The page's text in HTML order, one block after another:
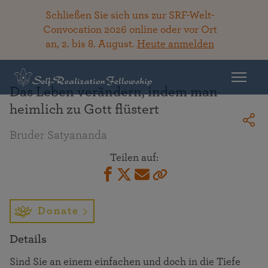
Schließen Sie sich uns zur SRF-Welt-
Convocation 2026 online oder vor Ort
an, 2. bis 8. August. Heute anmelden
Das Leben verändern, indem man
heimlich zu Gott flüstert
Bruder Satyananda
Teilen auf:
Donate
Details
Sind Sie an einem einfachen und doch in die Tiefe